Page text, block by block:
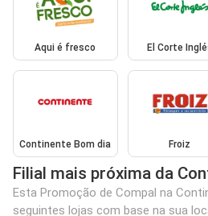
Aqui é fresco El Corte
Continente Bom dia Froiz
Filial mais próxima da
Esta Promoção de Compal na
seguintes lojas com base na sua